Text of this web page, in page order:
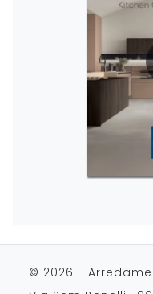
© 2026 -